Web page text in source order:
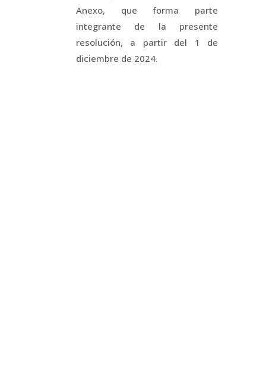
Anexo, que forma parte
integrante de la presente
resolución, a partir del 1 de
diciembre de 2024.